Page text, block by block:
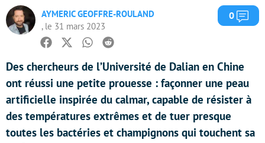
AYMERIC GEOFFRE-ROULAND
, le 31 mars 2023
0
Facebook
TwitterWhatsapp
Reddit
Des chercheurs de l’Université de Dalian en Chine
ont réussi une petite prouesse : façonner une peau
artificielle inspirée du calmar, capable de résister à
des températures extrêmes et de tuer presque
toutes les bactéries et champignons qui touchent sa